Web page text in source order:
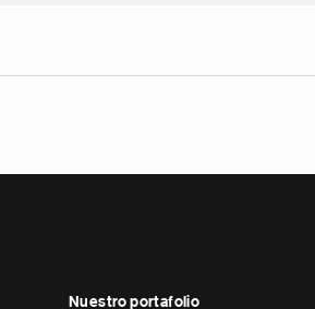
Nuestro portafolio